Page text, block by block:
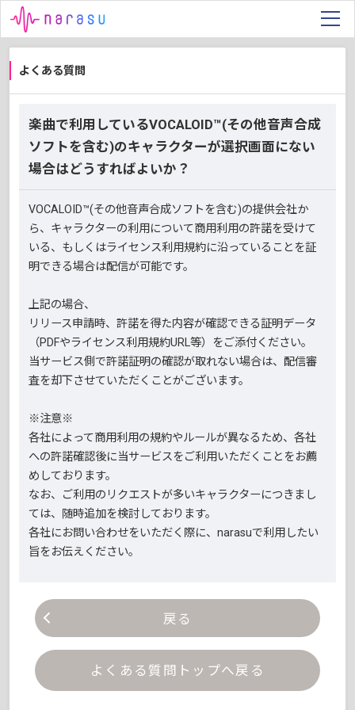
よくある質問
楽曲で利用しているVOCALOID™(その他音声合成
ソフトを含む)のキャラクターが選択画面にない
場合はどうすればよいか？
VOCALOID™(その他音声合成ソフトを含む)の提供会社か
ら、キャラクターの利用について商用利用の許諾を受けて
いる、もしくはライセンス利用規約に沿っていることを証
明できる場合は配信が可能です。
上記の場合、
リリース申請時、許諾を得た内容が確認できる証明データ
（PDFやライセンス利用規約URL等）をご添付ください。
当サービス側で許諾証明の確認が取れない場合は、配信審
査を却下させていただくことがございます。
※注意※
各社によって商用利用の規約やルールが異なるため、各社
への許諾確認後に当サービスをご利用いただくことをお薦
めしております。
なお、ご利用のリクエストが多いキャラクターにつきまし
ては、随時追加を検討しております。
各社にお問い合わせをいただく際に、narasuで利用したい
旨をお伝えください。
戻る
よくある質問トップへ戻る